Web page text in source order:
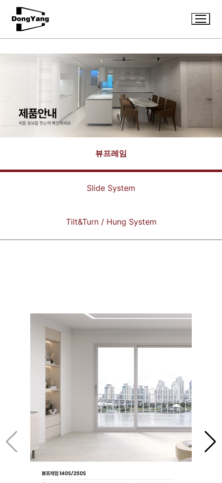
뷰프레임
Slide System
Tilt&Turn / Hung System